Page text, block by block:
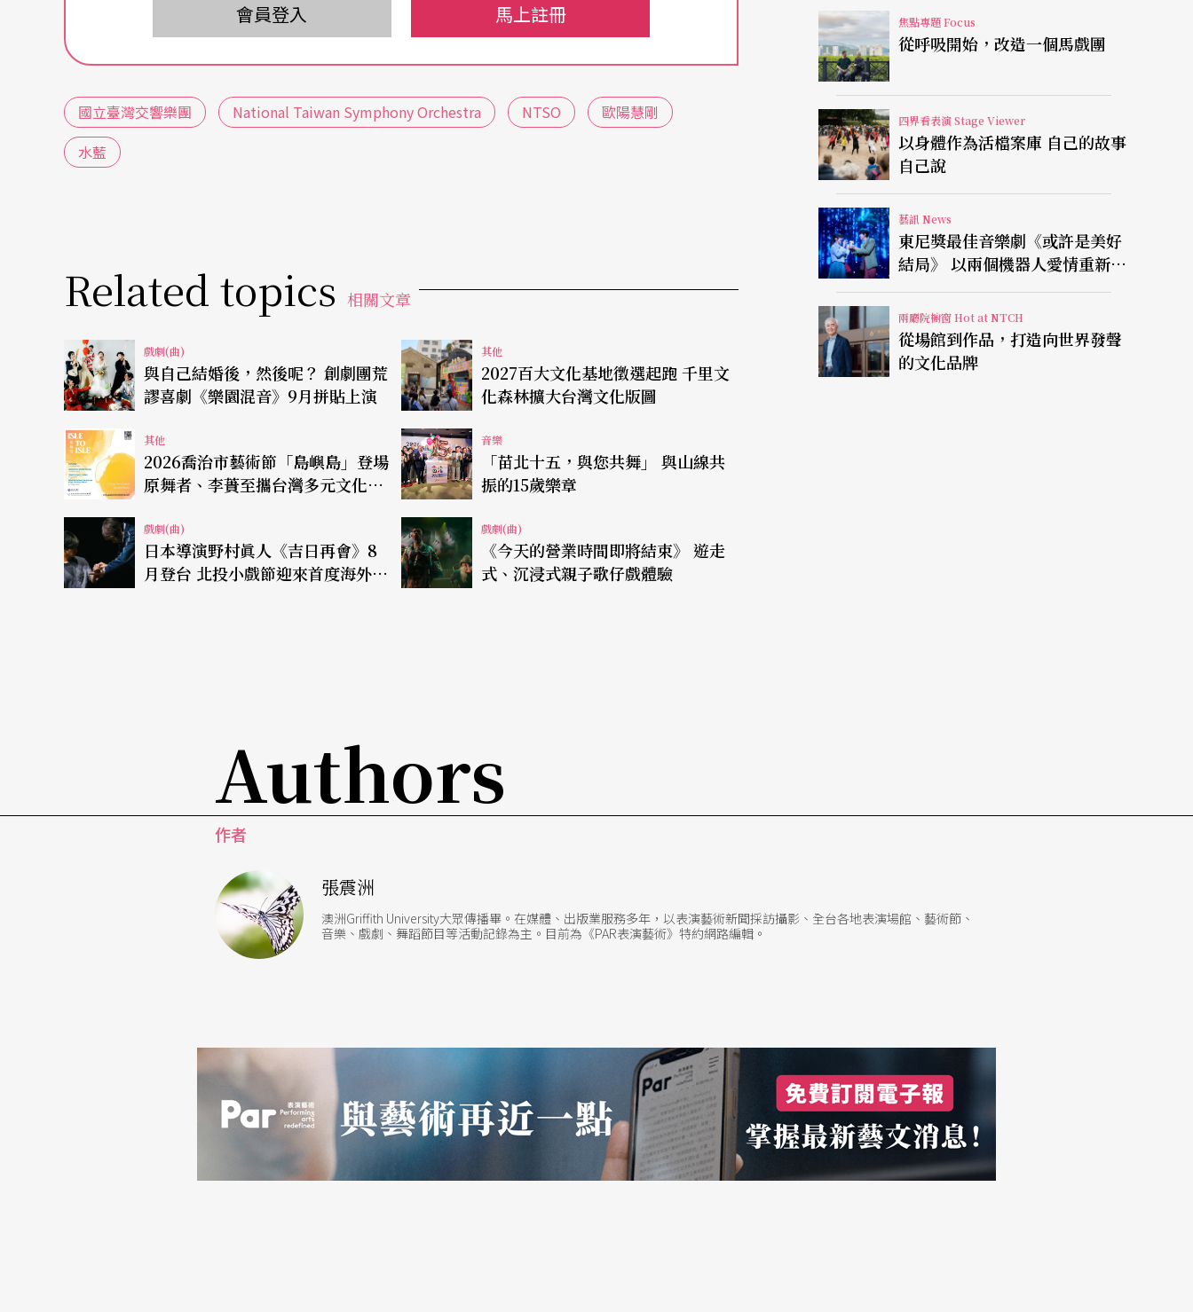
會員登入 馬上註冊
國立臺灣交響樂團 National Taiwan Symphony Orchestra NTSO
歐陽慧剛
水藍
Related topics 相關文章
戲劇(曲)
與自己結婚後，然後呢？ 創劇團荒
謬喜劇《樂園混音》9月拼貼上演
其他
2027百大文化基地徵選起跑 千里文
化森林擴大台灣文化版圖
其他
2026喬治市藝術節「島嶼島」登場
原舞者、李蕢至攜台灣多元文化赴
音樂
「苗北十五，與您共舞」 與山線共
振的15歲樂章
戲劇(曲)
日本導演野村眞人《吉日再會》8
月登台 北投小戲節迎來首度海外公
戲劇(曲)
《今天的營業時間即將結束》 遊走
式、沉浸式親子歌仔戲體驗
焦點專題 Focus
從呼吸開始，改造一個馬戲團
四界看表演 Stage Viewer
以身體作為活檔案庫 自己的故事
自己說
藝訊 News
東尼獎最佳音樂劇《或許是美好
結局》 以兩個機器人愛情重新凝
視有限人生
兩廳院櫥窗 Hot at NTCH
從場館到作品，打造向世界發聲
的文化品牌
Authors
作者
張震洲
澳洲Griffith University大眾傳播畢。在媒體、出版業服務多年，以表演藝術新聞採訪攝影、全台各地表演場館、藝術節、
音樂、戲劇、舞蹈節目等活動記錄為主。目前為《PAR表演藝術》特約網路編輯。